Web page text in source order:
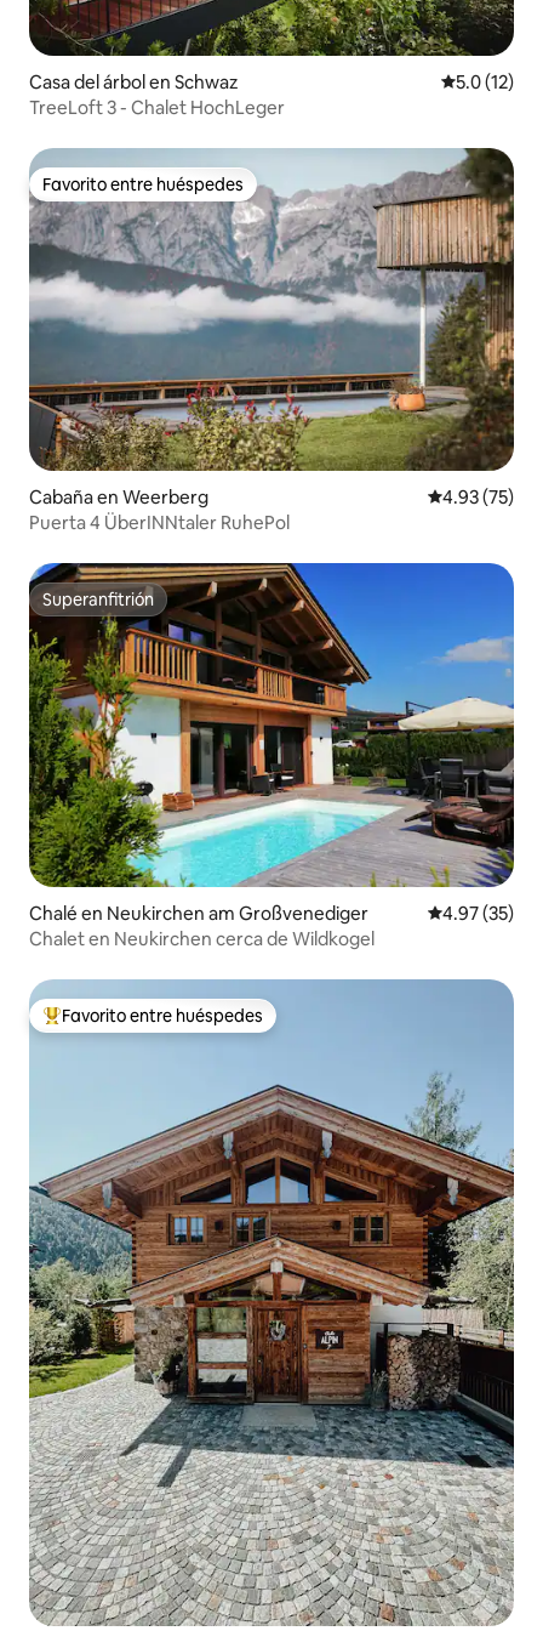
Casa del árbol en Schwaz Calificación
5.0 (12)
TreeLoft 3 - Chalet HochLeger
Favorito entre huéspedes
Favorito entre huéspedes
Cabaña en Weerberg Calificación
4.93 (75)
Puerta 4 ÜberINNtaler RuhePol
Superanfitrión
Superanfitrión
Chalé en Neukirchen am Großvenediger Calificación
4.97 (35)
Chalet en Neukirchen cerca de Wildkogel
Favorito entre huéspedes preferido
Favorito entre huéspedes